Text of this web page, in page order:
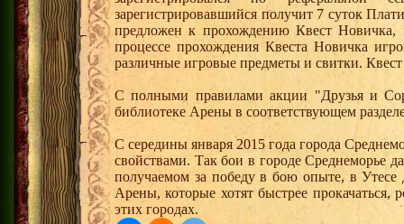
зарегистрировавшийся получит 7 суток
предложен к прохождению Квест
процессе прохождения Квеста Новичка
различные игровые предметы и свитки.
С полными правилами акции "Друзья и
библиотеке Арены в соответствующем
С середины января 2015 года города
свойствами. Так бои в городе Среднеморье
получаемом за победу в бою опыте, в
Арены, которые хотят быстрее прокачаться,
этих городах.